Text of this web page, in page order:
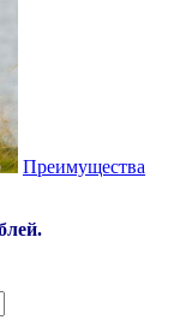
Преимущества